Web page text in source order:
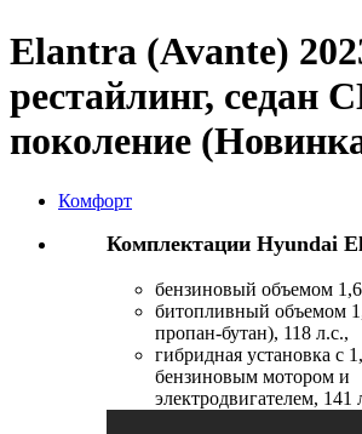
Elantra (Avante)
рестайлинг, седан
поколение
Комфорт
Комплектации Hyundai
бензиновый объемом
битопливный объемом
пропан-бутан), 118 л.с.,
гибридная установка с
бензиновым мотором и
электродвигателем, 141